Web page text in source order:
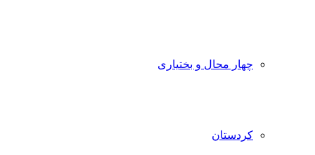
چهار محال و بختیاری
کردستان